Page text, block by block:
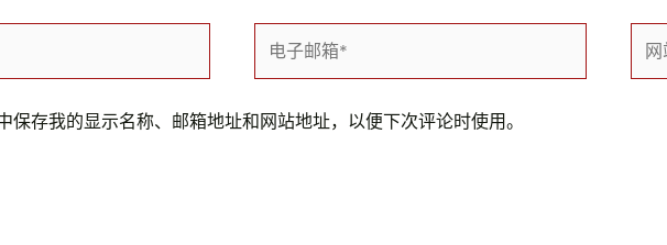
箱
站
保存我的显示名称、邮箱地址和网站地址，以便下次评论时使用。